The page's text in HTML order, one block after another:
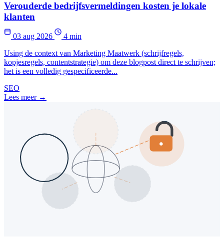
Verouderde bedrijfsvermeldingen kosten je lokale
klanten
03 aug 2026
4 min
Using de context van Marketing Maatwerk (schrijfregels,
kopjesregels, contentstrategie) om deze blogpost direct te schrijven;
het is een volledig gespecificeerde...
SEO
Lees meer →